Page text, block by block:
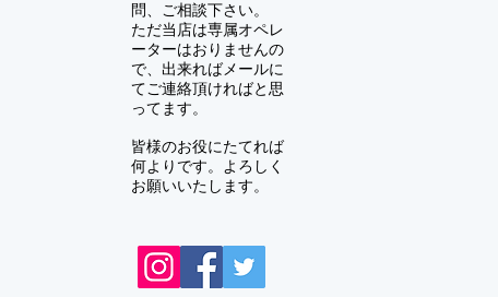
問、ご相談下さい。
ただ当店は専属オペレ
ーターはおりませんの
で、出来ればメールに
てご連絡頂ければと思
ってます。
皆様のお役にたてれば
何よりです。よろしく
お願いいたします。